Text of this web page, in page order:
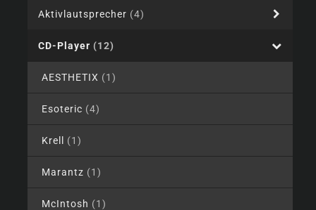
Aktivlautsprecher (4)
CD-Player (12)
AESTHETIX (1)
Esoteric (4)
Krell (1)
Marantz (1)
McIntosh (1)